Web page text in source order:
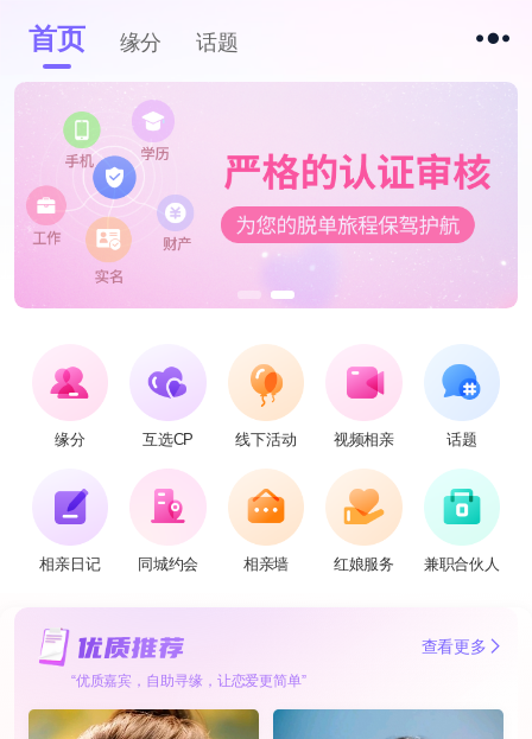
首页 缘分 话题
缘分 互选CP 线下活动 视频相亲 话题
相亲日记 同城约会 相亲墙 红娘服务 兼职合伙人
查看更多
“优质嘉宾，自助寻缘，让恋爱更简单”